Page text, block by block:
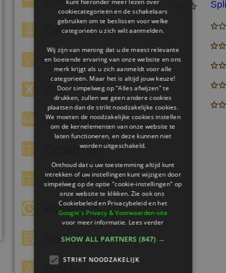
Cijferen
Getallen
Keer
Geldsommen
Getallenlijn
Hoofdrekenen
Klokkijken
Redactiesommen
Splitsen
cookiecategorieën en de schakelaars
gebruiken om te beslissen voor welke
categorieën u zich wilt aanmelden.
Wij zijn van mening dat u de meest relevante
en boeiende ervaring van onze website en ons
merk krijgt als u zich aanmeldt voor alle
categorieën. Maar het is altijd jouw keuze!
Door simpelweg op "Alles afwijzen" te
drukken, zullen we geen andere cookies
plaatsen dan de strikt noodzakelijke cookies.
We moeten de noodzakelijke cookies instellen
om de kernelementen van onze website te
laten functioneren, en deze kunnen niet
worden uitgeschakeld.
Onthoud dat u uw toestemming altijd kunt
intrekken of uw instellingen kunt wijzigen door
simpelweg op de optie "cookie-instellingen" op
onze website te klikken. Zie ook ons ​​
Cookiebeleid en Privacybeleid en het
Google's Privacy & Voorwaarden-site
voor meer informatie.Lees verder
SHOW ALL PARTNERS (847) →
STRIKT NOODZAKELIJK